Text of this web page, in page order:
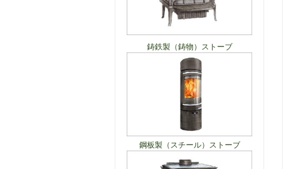
鋳鉄製（鋳物）ストーブ
鋼板製（スチール）ストーブ